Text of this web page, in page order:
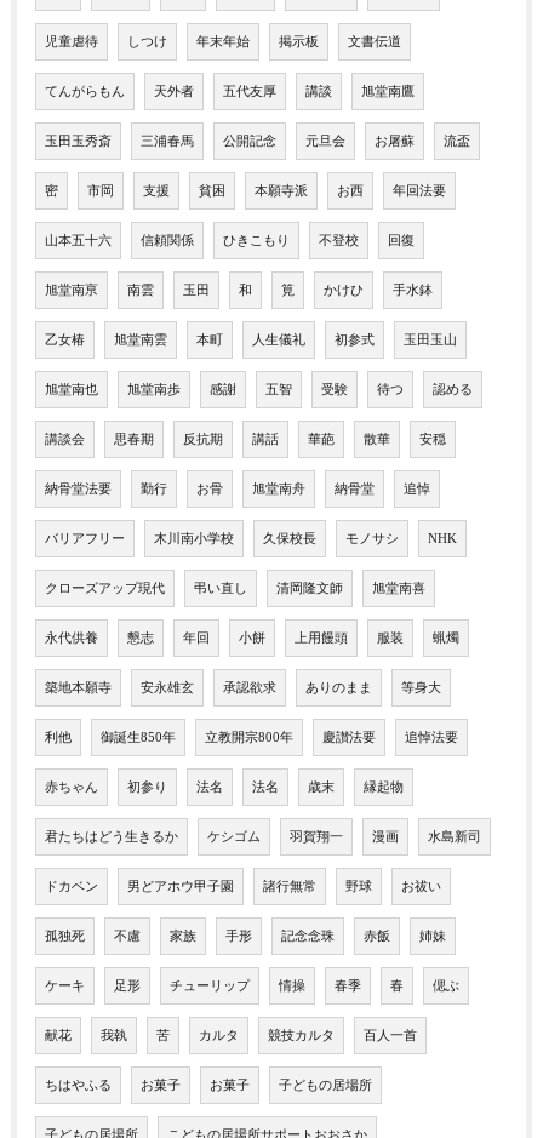
児童虐待 しつけ 年末年始 掲示板 文書伝道
てんがらもん 天外者 五代友厚 講談 旭堂南鷹
玉田玉秀斎 三浦春馬 公開記念 元旦会 お屠蘇 流盃
密 市岡 支援 貧困 本願寺派 お西 年回法要
山本五十六 信頼関係 ひきこもり 不登校 回復
旭堂南亰 南雲 玉田 和 筧 かけひ 手水鉢
乙女椿 旭堂南雲 本町 人生儀礼 初参式 玉田玉山
旭堂南也 旭堂南歩 感謝 五智 受験 待つ 認める
講談会 思春期 反抗期 講話 華葩 散華 安穏
納骨堂法要 勤行 お骨 旭堂南舟 納骨堂 追悼
バリアフリー 木川南小学校 久保校長 モノサシ NHK
クローズアップ現代 弔い直し 清岡隆文師 旭堂南喜
永代供養 懇志 年回 小餅 上用饅頭 服装 蝋燭
築地本願寺 安永雄玄 承認欲求 ありのまま 等身大
利他 御誕生850年 立教開宗800年 慶讃法要 追悼法要
赤ちゃん 初参り 法名 法名 歳末 縁起物
君たちはどう生きるか ケシゴム 羽賀翔一 漫画 水島新司
ドカベン 男どアホウ甲子園 諸行無常 野球 お祓い
孤独死 不慮 家族 手形 記念念珠 赤飯 姉妹
ケーキ 足形 チューリップ 情操 春季 春 偲ぶ
献花 我執 苦 カルタ 競技カルタ 百人一首
ちはやふる お菓子 お菓子 子どもの居場所
子どもの居場所 こどもの居場所サポートおおさか